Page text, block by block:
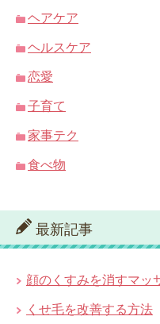
ヘアケア
ヘルスケア
恋愛
子育て
家事テク
食べ物
最新記事
顔のくすみを消すマッ
くせ毛を改善する方法